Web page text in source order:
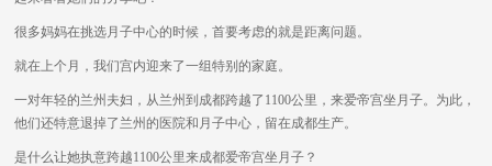
很多妈妈在挑选月子中心的时候，首要考虑的就是距离问题。
就在上个月，我们宫内迎来了一组特别的家庭。
一对年轻的兰州夫妇，从兰州到成都跨越了1100公里，来爱帝宫坐月子。为此，
他们还特意退掉了兰州的医院和月子中心，留在成都生产。
是什么让她执意跨越1100公里来成都爱帝宫坐月子？